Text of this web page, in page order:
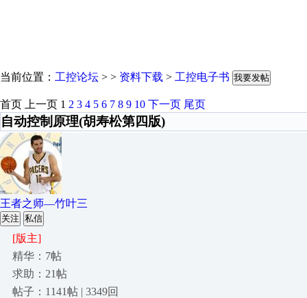
当前位置： 工控论坛 > > 资料下载 > 工控电子书 我要发帖
首页 上一页 1 2 3 4 5 6 7 8 9 10 下一页 尾页
自动控制原理(胡寿松第四版)
王者之师—竹叶三
关注 私信
[版主]
精华：7帖
求助：21帖
帖子：1141帖 | 3349回